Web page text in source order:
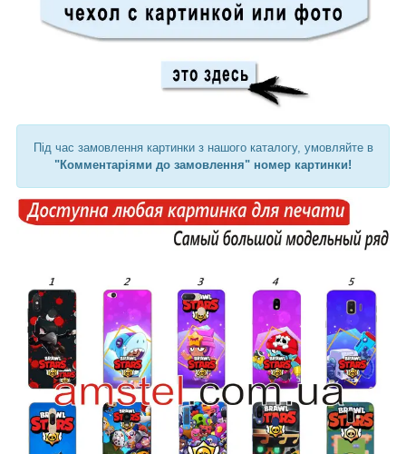
Під час замовлення картинки з нашого каталогу, умовляйте в
"Комментаріями до замовлення" номер картинки!